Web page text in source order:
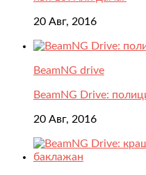
20 Авг, 2016
BeamNG drive
BeamNG Drive:
20 Авг, 2016